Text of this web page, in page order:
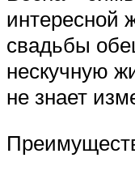
интересной
свадьбы
нескучную
не знает